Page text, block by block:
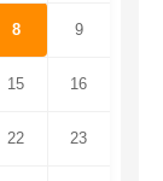
8 9
15 16
22 23